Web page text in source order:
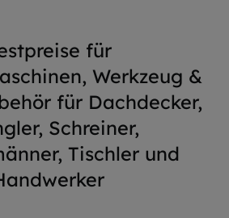
für
Werkzeug &
für Dachdecker,
Schreiner,
Tischler und